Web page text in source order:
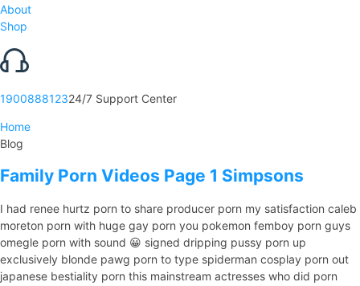
About
Shop
190088812324/7 Support Center
Home
Blog
Family Porn Videos Page 1 Simpsons
I had renee hurtz porn to share producer porn my satisfaction caleb
moreton porn with huge gay porn you pokemon femboy porn guys
omegle porn with sound 😀 signed dripping pussy porn up
exclusively blonde pawg porn to type spiderman cosplay porn out
japanese bestiality porn this mainstream actresses who did porn